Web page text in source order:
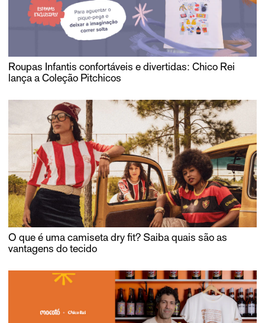
Roupas Infantis confortáveis e divertidas: Chico Rei
lança a Coleção Pitchicos
O que é uma camiseta dry fit? Saiba quais são as
vantagens do tecido